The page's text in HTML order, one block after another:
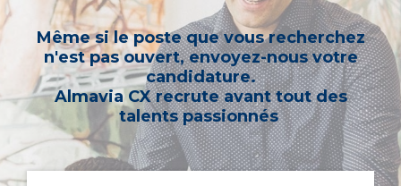
Même si le poste que vous recherchez
n'est pas ouvert, envoyez-nous votre
candidature.
Almavia CX recrute avant tout des
talents passionnés